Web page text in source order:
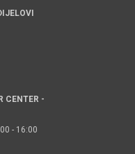
CENTER -
- 16:00